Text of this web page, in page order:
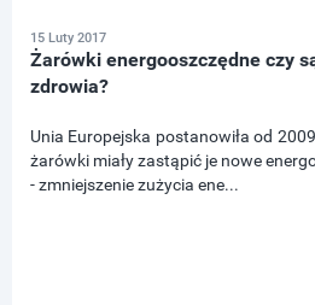
15 Luty 2017
Żarówki energooszczędne czy
zdrowia?
Unia Europejska postanowiła od
żarówki miały zastąpić je nowe
- zmniejszenie zużycia ene...